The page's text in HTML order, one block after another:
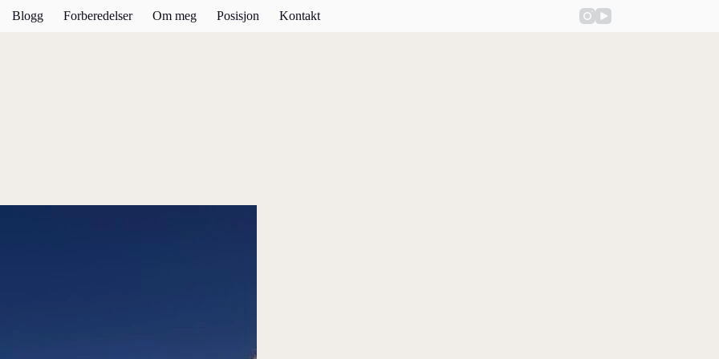
Blogg Forberedelser Om meg Posisjon Kontakt